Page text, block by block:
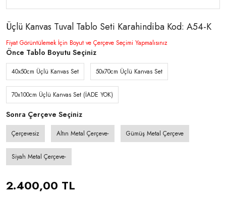
Üçlü Kanvas Tuval Tablo Seti Karahindiba Kod: A54-K
Fiyat Görüntülemek İçin Boyut ve Çerçeve Seçimi Yapmalısınız
Önce Tablo Boyutu Seçiniz
40x50cm Üçlü Kanvas Set 50x70cm Üçlü Kanvas Set
70x100cm Üçlü Kanvas Set (İADE YOK)
Sonra Çerçeve Seçiniz
Çerçevesiz Altın Metal Çerçeve- Gümüş Metal Çerçeve
Siyah Metal Çerçeve-
2.400,00 TL